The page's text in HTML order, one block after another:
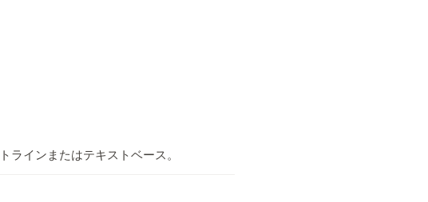
インまたはテキストベース。